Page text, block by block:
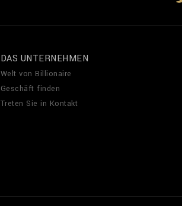
DAS UNTERNEHMEN
Welt von Billionaire
Geschäft finden
Treten Sie in Kontakt